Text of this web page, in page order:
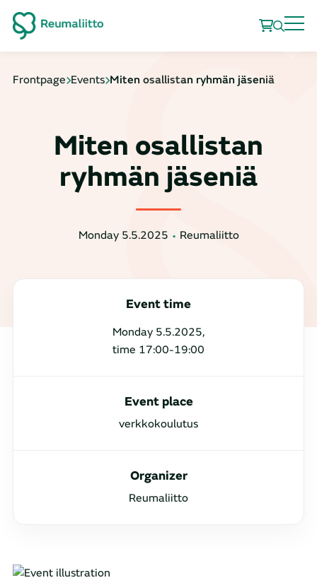
Frontpage Events Miten osallistan ryhmän jäseniä
Miten osallistan
ryhmän jäseniä
Monday 5.5.2025 Reumaliitto
Event time
Monday 5.5.2025,
time 17:00-19:00
Event place
verkkokoulutus
Organizer
Reumaliitto